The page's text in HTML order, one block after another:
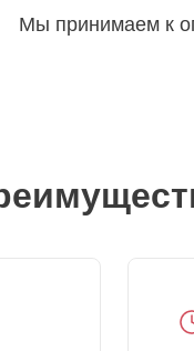
Мы принимаем к